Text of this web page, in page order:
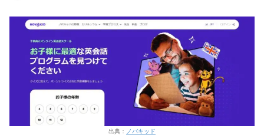
出典： ノバキッド